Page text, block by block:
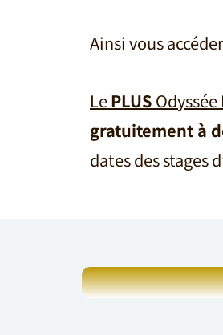
Ainsi vous
LePLUS
gratuitement à
dates des stages